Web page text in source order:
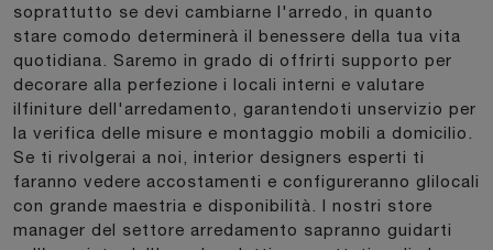
soprattutto se devi cambiarne l'arredo, in quanto
stare comodo determinerà il benessere della tua vita
quotidiana. Saremo in grado di offrirti supporto per
decorare alla perfezione i locali interni e valutare
ilfiniture dell'arredamento, garantendoti unservizio per
la verifica delle misure e montaggio mobili a domicilio.
Se ti rivolgerai a noi, interior designers esperti ti
faranno vedere accostamenti e configureranno glilocali
con grande maestria e disponibilità. I nostri store
manager del settore arredamento sapranno guidarti